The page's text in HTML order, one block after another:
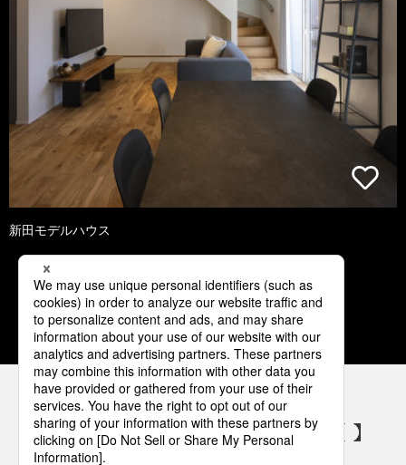
新田モデルハウス
1 2 3 4 5
パナソニックの電気設備 SNSアカウント